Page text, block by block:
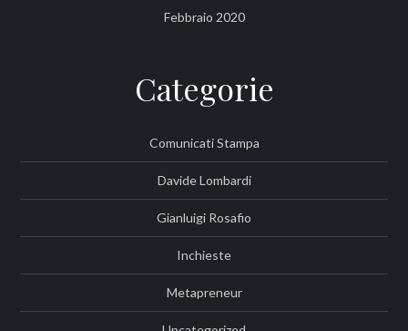
Febbraio 2020
Categorie
Comunicati Stampa
Davide Lombardi
Gianluigi Rosafio
Inchieste
Metapreneur